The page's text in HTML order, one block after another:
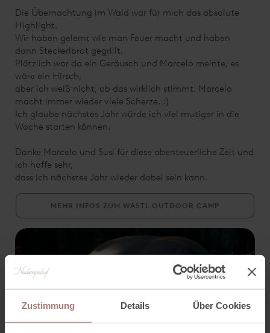
Zustimmung Details Über Cookies
Die Übernachtung im Wald war für mich das absolute
Highlight.
Wir haben gelernt wie man Feuer macht und haben
dann Steckerlbrot gegrillt.
Plötzlich war da ein Geräusch und Marcelo meinte, es
wäre ein Hirsch,
aber ich weiß nicht, ob das wirklich stimmt. Marcelo
macht immer wieder viele Scherze. :)
Ich glaube nächstes Jahr würde ich viel mutiger in die
Woche starten können.
Danke Marcelo und Susi für diese abenteuerliche Zeit und
ich hoffe sehr,
dass ich nächstes Jahr wieder dabei sein kann.
MEHR INFOS ZUM WASTL OUTDOOR CAMP